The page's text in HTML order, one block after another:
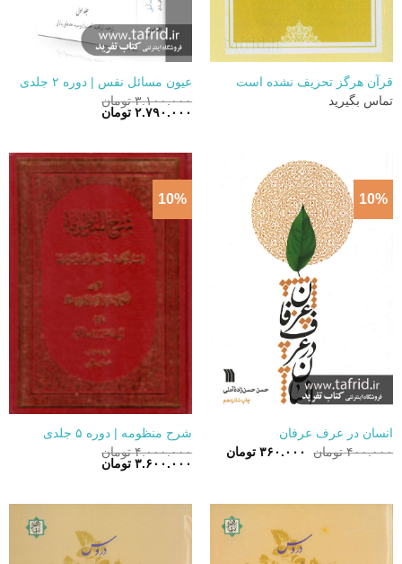
قرآن هرگز تحریف نشده است
تماس بگیرید
عیون مسائل نفس | دوره ۲ جلدی
۳.۱۰۰.۰۰۰ تومان
قیمت
۲.۷۹۰.۰۰۰ تومانقیمت
10%
انسان در عرف عرفان
۴۰۰.۰۰۰ تومان
قیمت
۳۶۰.۰۰۰ تومانقیمت
10%
شرح منظومه | دوره ۵ جلدی
۴.۰۰۰.۰۰۰ تومان
قیمت
۳.۶۰۰.۰۰۰ تومانقیمت